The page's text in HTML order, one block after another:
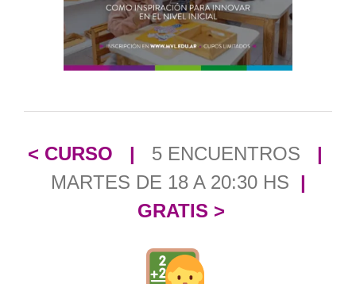
< CURSO | 5 ENCUENTROS
|
MARTES DE 18 A 20:30 HS |
GRATIS >